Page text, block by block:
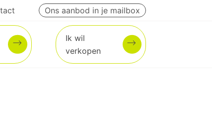
Ons aanbod in je mailbox
Ik wil
verkopen